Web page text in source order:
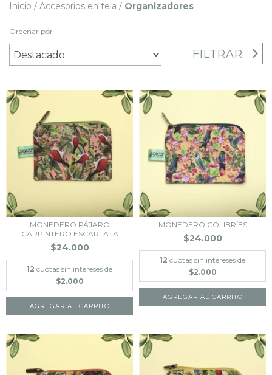
Inicio / Accesorios en tela / Organizadores
Ordenar por
FILTRAR
MONEDERO PÁJARO
CARPINTERO ESCARLATA
$24.000
12 cuotas sin intereses de
$2.000
MONEDERO COLIBRÍES
$24.000
12 cuotas sin intereses de
$2.000